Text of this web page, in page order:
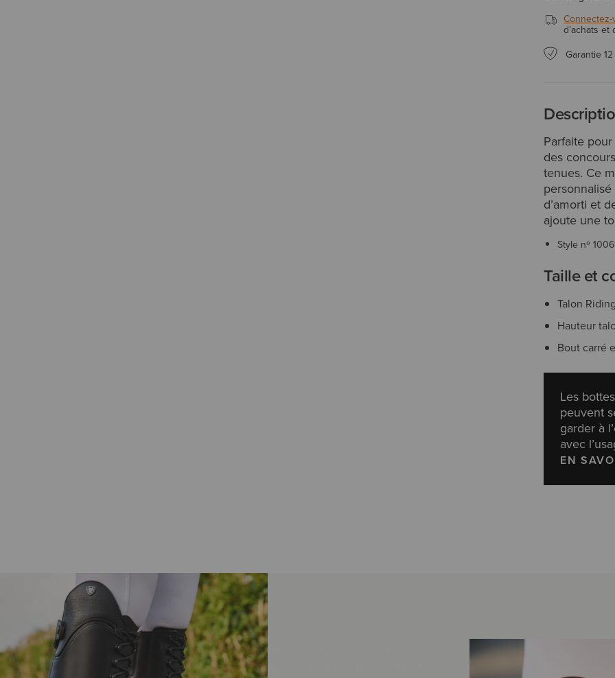
Connectez-
d’achats
Garantie
Parfaite
des
tenues. Ce
d’amorti et
ajoute une
Style nº
Taille et
Talon Riding
Hauteur
Bout carré
Les
peuvent
garder à
avec
EN